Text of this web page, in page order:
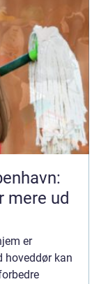
mere ud
er
hoveddør kan